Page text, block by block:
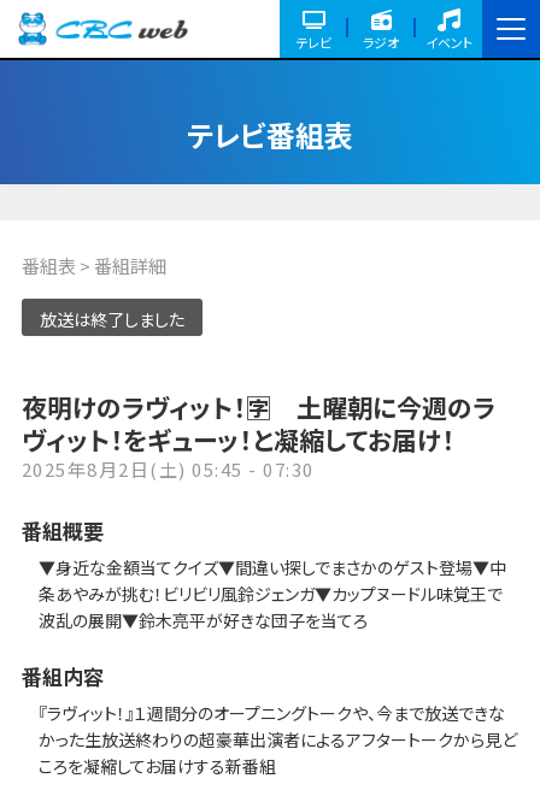
テレビ ラジオ イベント
テレビ番組表
番組表 > 番組詳細
放送は終了しました
夜明けのラヴィット！🈑 土曜朝に今週のラ
ヴィット！をギューッ！と凝縮してお届け！
2025年8月2日(土) 05:45 - 07:30
番組概要
▼身近な金額当てクイズ▼間違い探しでまさかのゲスト登場▼中
条あやみが挑む！ビリビリ風鈴ジェンガ▼カップヌードル味覚王で
波乱の展開▼鈴木亮平が好きな団子を当てろ
番組内容
『ラヴィット！』１週間分のオープニングトークや、今まで放送できな
かった生放送終わりの超豪華出演者によるアフタートークから見ど
ころを凝縮してお届けする新番組